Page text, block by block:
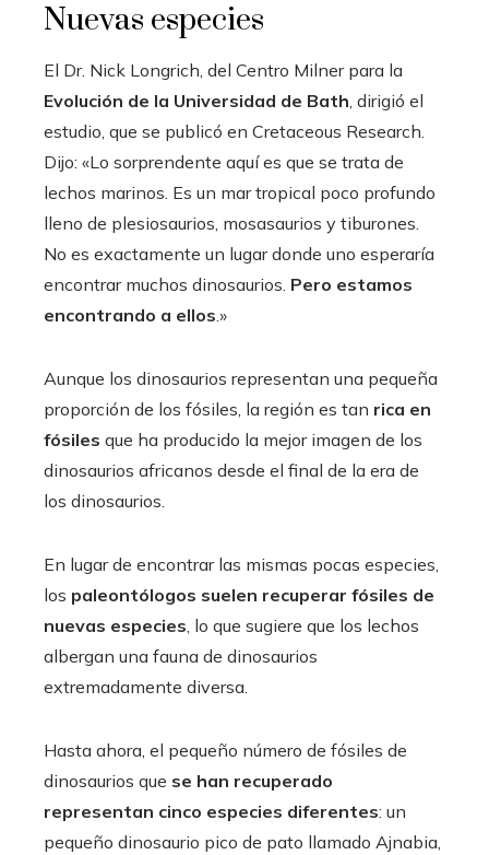
Nuevas especies
El Dr. Nick Longrich, del Centro Milner para la
Evolución de la Universidad de Bath, dirigió el
estudio, que se publicó en Cretaceous Research.
Dijo: «Lo sorprendente aquí es que se trata de
lechos marinos. Es un mar tropical poco profundo
lleno de plesiosaurios, mosasaurios y tiburones.
No es exactamente un lugar donde uno esperaría
encontrar muchos dinosaurios. Pero estamos
encontrando a ellos.»
Aunque los dinosaurios representan una pequeña
proporción de los fósiles, la región es tan rica en
fósiles que ha producido la mejor imagen de los
dinosaurios africanos desde el final de la era de
los dinosaurios.
En lugar de encontrar las mismas pocas especies,
los paleontólogos suelen recuperar fósiles de
nuevas especies, lo que sugiere que los lechos
albergan una fauna de dinosaurios
extremadamente diversa.
Hasta ahora, el pequeño número de fósiles de
dinosaurios que se han recuperado
representan cinco especies diferentes: un
pequeño dinosaurio pico de pato llamado Ajnabia,